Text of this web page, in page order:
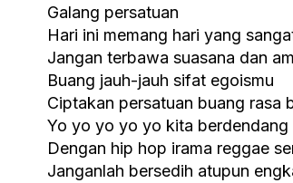
Galang persatuan
Hari ini memang hari yang
Jangan terbawa suasana dan
Buang jauh-jauh sifat egoismu
Ciptakan persatuan buang rasa
Yo yo yo yo yo kita berdendang
Dengan hip hop irama reggae
Janganlah bersedih atupun